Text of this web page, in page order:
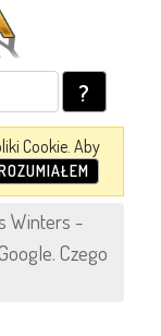
?
Cookie. Aby
Winters -
Czego